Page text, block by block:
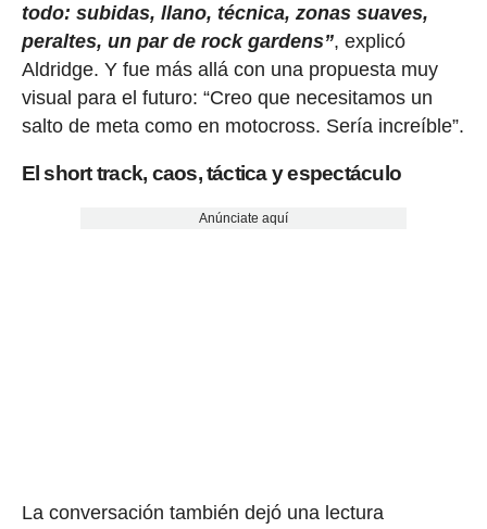
todo: subidas, llano, técnica, zonas suaves,
peraltes, un par de rock gardens”, explicó
Aldridge. Y fue más allá con una propuesta muy
visual para el futuro: “Creo que necesitamos un
salto de meta como en motocross. Sería increíble”.
El short track, caos, táctica y espectáculo
Anúnciate aquí
La conversación también dejó una lectura